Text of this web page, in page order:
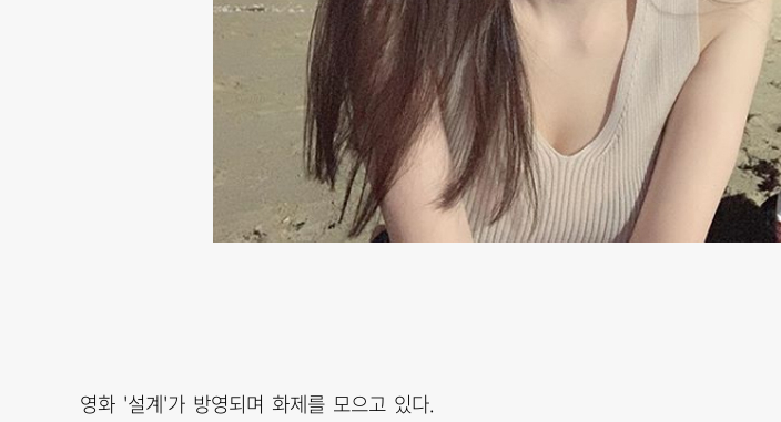
영화 '설계'가 방영되며 화제를 모으고 있다.